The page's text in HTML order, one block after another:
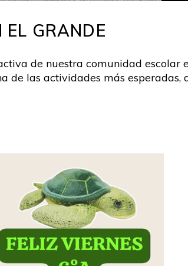
GRANDE
de nuestra comunidad
de las actividades más